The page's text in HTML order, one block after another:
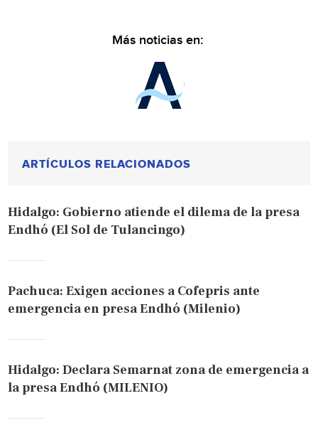
Más noticias en:
ARTÍCULOS RELACIONADOS
Hidalgo: Gobierno atiende el dilema de la presa
Endhó (El Sol de Tulancingo)
Pachuca: Exigen acciones a Cofepris ante
emergencia en presa Endhó (Milenio)
Hidalgo: Declara Semarnat zona de emergencia a
la presa Endhó (MILENIO)